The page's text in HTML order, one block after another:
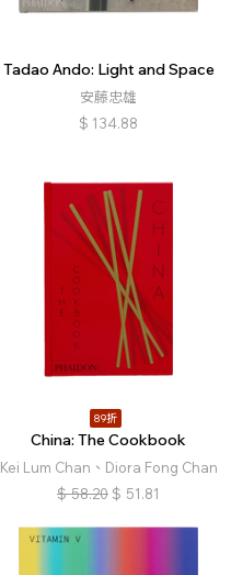
Tadao Ando: Light and Space
安藤忠雄
$ 134.88
89折
China: The Cookbook
Kei Lum Chan、Diora Fong Chan
$ 58.20 $ 51.81